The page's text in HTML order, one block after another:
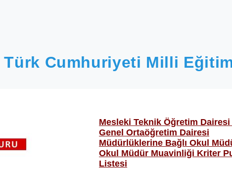
Türk Cumhuriyeti Milli Eğitim
Mesleki Teknik Öğretim Dairesi
Genel Ortaöğretim Dairesi
Müdürlüklerine Bağlı Okul
Okul Müdür Muavinliği Kriter
Listesi